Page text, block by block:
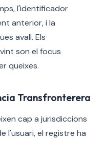
l'identificador
anterior, i la
avall. Els
son el focus
queixes.
Transfronterera
cap a jurisdiccions
l'usuari, el registre ha